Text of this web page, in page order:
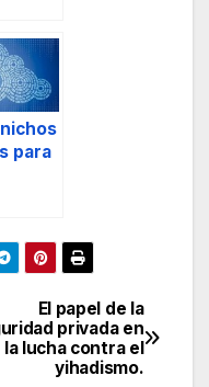
para
El papel de la
privada en
la lucha contra el
yihadismo.